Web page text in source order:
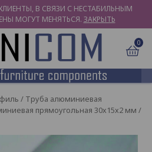
В СВЯЗИ С НЕСТАБИЛЬНЫМ
МОГУТ МЕНЯТЬСЯ. ЗАКРЫТЬ
0
/ Труба алюминиевая
прямоугольная 30х15х2 мм /